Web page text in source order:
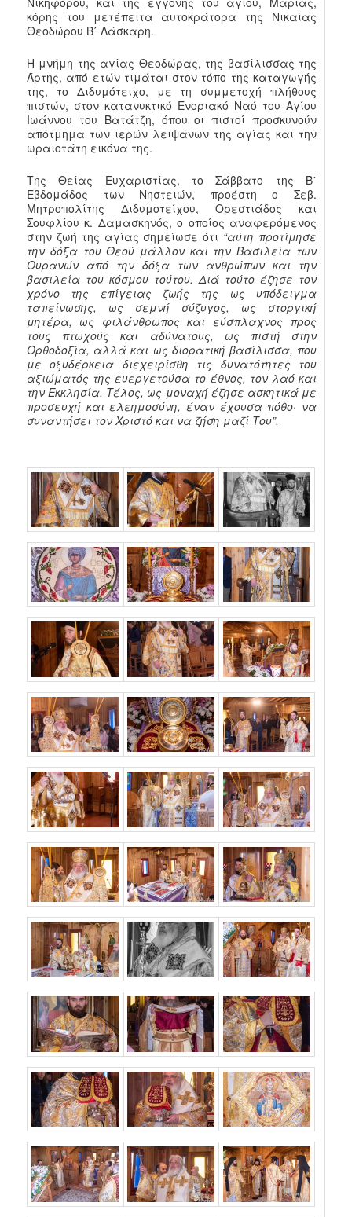
κόρης του μετέπειτα αυτοκράτορα της Νικαίας
Θεοδώρου Β΄ Λάσκαρη.
Η μνήμη της αγίας Θεοδώρας, της βασίλισσας της
Άρτης, από ετών τιμάται στον τόπο της καταγωγής
της, το Διδυμότειχο, με τη συμμετοχή πλήθους
πιστών, στον κατανυκτικό Ενοριακό Ναό του Αγίου
Ιωάννου του Βατάτζη, όπου οι πιστοί προσκυνούν
απότμημα των ιερών λειψάνων της αγίας και την
ωραιοτάτη εικόνα της.
Της Θείας Ευχαριστίας, το Σάββατο της Β΄
Εβδομάδος των Νηστειών, προέστη ο Σεβ.
Μητροπολίτης Διδυμοτείχου, Ορεστιάδος και
Σουφλίου κ. Δαμασκηνός, ο οποίος αναφερόμενος
στην ζωή της αγίας σημείωσε ότι “αύτη προτίμησε
την δόξα του Θεού μάλλον και την Βασιλεία των
Ουρανών από την δόξα των ανθρώπων και την
βασιλεία του κόσμου τούτου. Διά τούτο έζησε τον
χρόνο της επίγειας ζωής της ως υπόδειγμα
ταπείνωσης, ως σεμνή σύζυγος, ως στοργική
μητέρα, ως φιλάνθρωπος και εύσπλαχνος προς
τους πτωχούς και αδύνατους, ως πιστή στην
Ορθοδοξία, αλλά και ως διορατική βασίλισσα, που
με οξυδέρκεια διεχειρίσθη τις δυνατότητες του
αξιώματός της ευεργετούσα το έθνος, τον λαό και
την Εκκλησία. Τέλος, ως μοναχή έζησε ασκητικά με
προσευχή και ελεημοσύνη, έναν έχουσα πόθο· να
συναντήσει τον Χριστό και να ζήση μαζί Του”.